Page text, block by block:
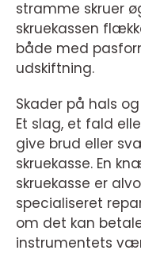
stramme skruer
skruekassen
både med
udskiftning.
Skader på hals
Et slag, et fald
give brud eller
skruekasse. En
skruekasse er
specialiseret
om det kan
instrumentets